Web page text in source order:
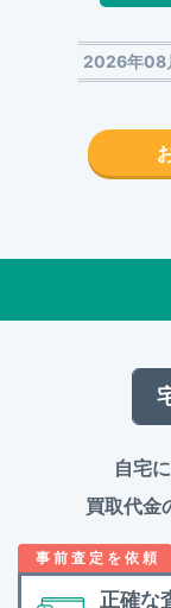
2026年08
自宅
買取代金
正確な